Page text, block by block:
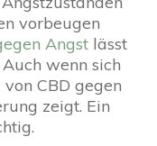
vorbeugen
Angst lässt
wenn sich
CBD gegen
zeigt. Ein